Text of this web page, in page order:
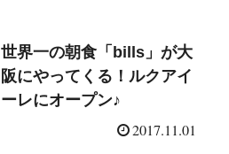
世界一の朝食「bills」が大
阪にやってくる！ルクアイ
ーレにオープン♪
2017.11.01